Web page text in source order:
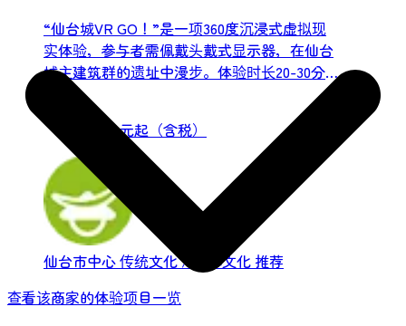
“仙台城VR GO！”是一项360度沉浸式虚拟现
实体验，参与者需佩戴头戴式显示器，在仙台
城主建筑群的遗址中漫步。体验时长20-30分
钟，即可感受400年前伊达政宗在其城堡居所
所见的景象。体验内容包括仙台城正门——徒
之门，以及曾用于迎接天皇和将军的御成门。
仙台城的核心建筑——大弘间，是桃山建筑的
杰作。尤其值得一提的是，其内部精美的拉门
壁画，令人不禁想起伊达政宗为国家和人民创
造和平与繁荣的愿景。...
880 日元起（含税）
仙台市中心传统文化 / 日本文化 推荐
查看该商家的体验项目一览